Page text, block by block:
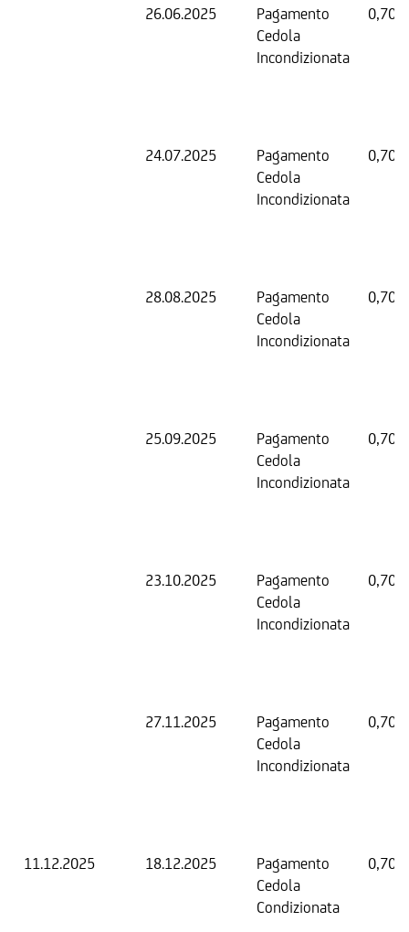
26.06.2025
Pagamento
Cedola
Incondizionata
0,70
24.07.2025
Pagamento
Cedola
Incondizionata
0,70
28.08.2025
Pagamento
Cedola
Incondizionata
0,70
25.09.2025
Pagamento
Cedola
Incondizionata
0,70
23.10.2025
Pagamento
Cedola
Incondizionata
0,70
27.11.2025
Pagamento
Cedola
Incondizionata
0,70
11.12.2025 18.12.2025
Pagamento
Cedola
Condizionata
0,70